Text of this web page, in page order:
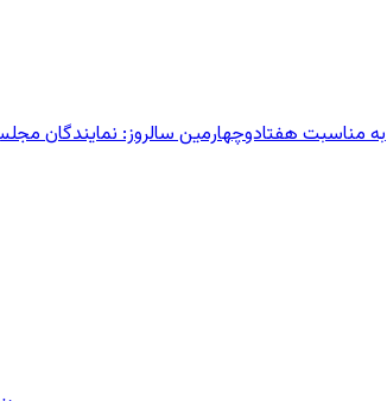
به مناسبت هفتادوچهارمین سالروز: نمایندگان مجلس زار می‌زدند/ تهران در